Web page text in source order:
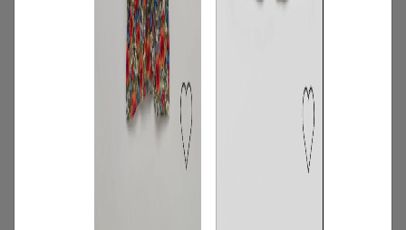
コーディネート
【甘シャツ・ブラウス100選】大人可愛い
夏コーデにおすすめ！映えトップスを厳
選
2026.07.16